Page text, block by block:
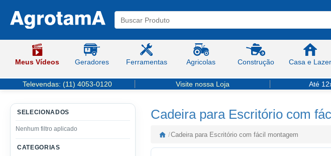
Meus Vídeos Geradores Ferramentas Agricolas Construção Casa e Lazer
Televendas: (11) 4053-0120 Visite nossa Loja Até
SELECIONADOS
Nenhum filtro aplicado
CATEGORIAS
Cadeira para Escritório com
/Cadeira para Escritório com fácil montagem